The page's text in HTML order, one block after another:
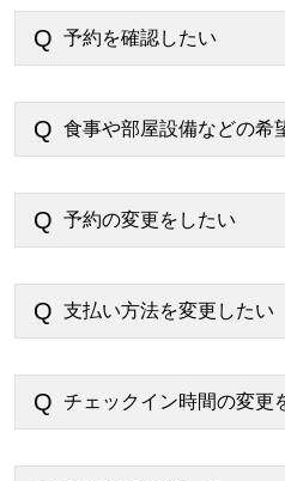
予約を確認したい
食事や部屋設備などの希
予約の変更をしたい
支払い方法を変更したい
チェックイン時間の変更